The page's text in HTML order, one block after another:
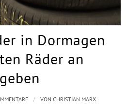
in Dormagen
Räder an
/ VONCHRISTIAN MARX